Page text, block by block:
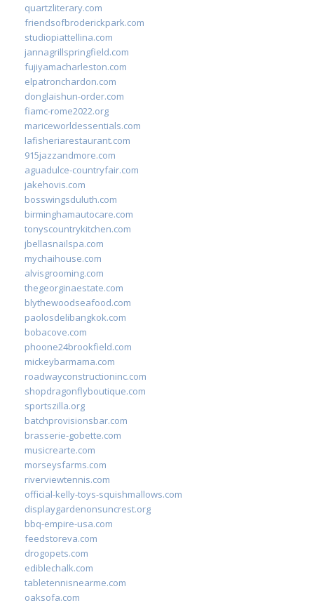
quartzliterary.com
friendsofbroderickpark.com
studiopiattellina.com
jannagrillspringfield.com
fujiyamacharleston.com
elpatronchardon.com
donglaishun-order.com
fiamc-rome2022.org
mariceworldessentials.com
lafisheriarestaurant.com
915jazzandmore.com
aguadulce-countryfair.com
jakehovis.com
bosswingsduluth.com
birminghamautocare.com
tonyscountrykitchen.com
jbellasnailspa.com
mychaihouse.com
alvisgrooming.com
thegeorginaestate.com
blythewoodseafood.com
paolosdelibangkok.com
bobacove.com
phoone24brookfield.com
mickeybarmama.com
roadwayconstructioninc.com
shopdragonflyboutique.com
sportszilla.org
batchprovisionsbar.com
brasserie-gobette.com
musicrearte.com
morseysfarms.com
riverviewtennis.com
official-kelly-toys-squishmallows.com
displaygardenonsuncrest.org
bbq-empire-usa.com
feedstoreva.com
drogopets.com
ediblechalk.com
tabletennisnearme.com
oaksofa.com